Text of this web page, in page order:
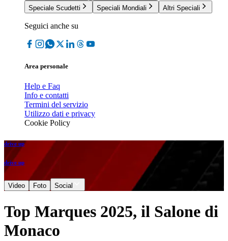
Speciale Scudetti
Speciali Mondiali Altri Speciali
Seguici anche su
Area personale
Help e Faq
Info e contatti
Termini del servizio
Utilizzo dati e privacy
Cookie Policy
drive up
drive up
Video Foto Social
Top Marques 2025, il Salone di
Monaco